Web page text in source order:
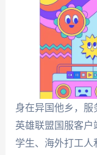
身在异国他乡，服
英雄联盟国服客
学生、海外打工人